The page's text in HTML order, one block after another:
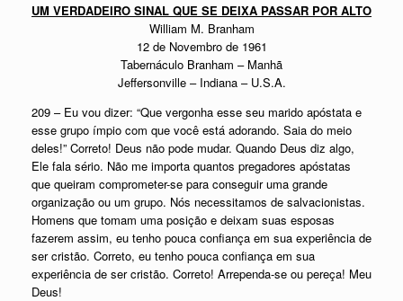
UM VERDADEIRO SINAL QUE SE DEIXA PASSAR POR ALTO
William M. Branham
12 de Novembro de 1961
Tabernáculo Branham – Manhã
Jeffersonville – Indiana – U.S.A.
209 – Eu vou dizer: “Que vergonha esse seu marido apóstata e
esse grupo ímpio com que você está adorando. Saia do meio
deles!” Correto! Deus não pode mudar. Quando Deus diz algo,
Ele fala sério. Não me importa quantos pregadores apóstatas
que queiram comprometer-se para conseguir uma grande
organização ou um grupo. Nós necessitamos de salvacionistas.
Homens que tomam uma posição e deixam suas esposas
fazerem assim, eu tenho pouca confiança em sua experiência de
ser cristão. Correto, eu tenho pouca confiança em sua
experiência de ser cristão. Correto! Arrependa-se ou pereça! Meu
Deus!